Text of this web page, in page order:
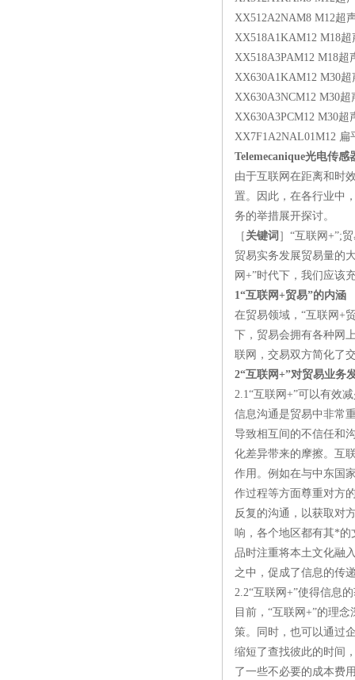
XX512A2NAM8 M12超
XX518A1KAM12 M18
XX518A3PAM12 M18超
XX630A1KAM12 M30
XX630A3NCM12 M30
XX630A3PCM12 M30超
XX7F1A2NAL01M12 扁
Telemecanique光电传
由于互联网在距离和时
置。因此，在各行业中
务的举措展开探讨。
［ 关键词 ］“互联网+”;
贸易实务发展贸易量的
网+”时代下，我们应该
1“互联网+贸易”的内涵
在贸易领域，“互联网+
下，贸易会拥有各种网
联网，交易双方简化了
2“互联网+”对贸易业务
2.1“互联网+”可以有效
信息沟通是贸易中非常
导致相互间的不信任和
化差异带来的摩擦。互
作用。例如在与中东国
作过程等方面尊重对方
反复的沟通，以获取对
响，各个地区都有其*的
品时注重将本土文化融
之中，促成了信息的传
2.2“互联网+”使得信息
目前，“互联网+”的理
策。同时，也可以通过
缩短了查找彼此的时间
了一些不必要的成本费